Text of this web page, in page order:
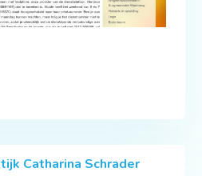
Catharina Schrader